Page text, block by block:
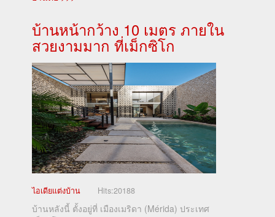
บ้านหน้ากว้าง 10 เมตร ภายใน
สวยงามมาก ที่เม็กซิโก
ไอเดียแต่งบ้าน Hits:20188
บ้านหลังนี้ ตั้งอยู่ที่ เมืองเมริดา (Mérida) ประเทศ